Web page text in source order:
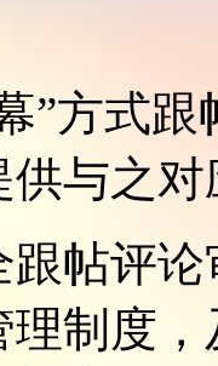
”方式
供与之
跟帖评
制度